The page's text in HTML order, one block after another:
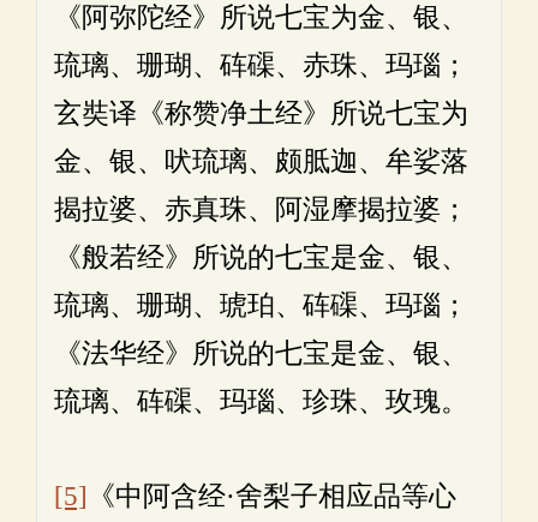
《阿弥陀经》所说七宝为金、银、
琉璃、珊瑚、砗磲、赤珠、玛瑙；
玄奘译《称赞净土经》所说七宝为
金、银、吠琉璃、颇胝迦、牟娑落
揭拉婆、赤真珠、阿湿摩揭拉婆；
《般若经》所说的七宝是金、银、
琉璃、珊瑚、琥珀、砗磲、玛瑙；
《法华经》所说的七宝是金、银、
琉璃、砗磲、玛瑙、珍珠、玫瑰。
[5] 《中阿含经·舍梨子相应品等心